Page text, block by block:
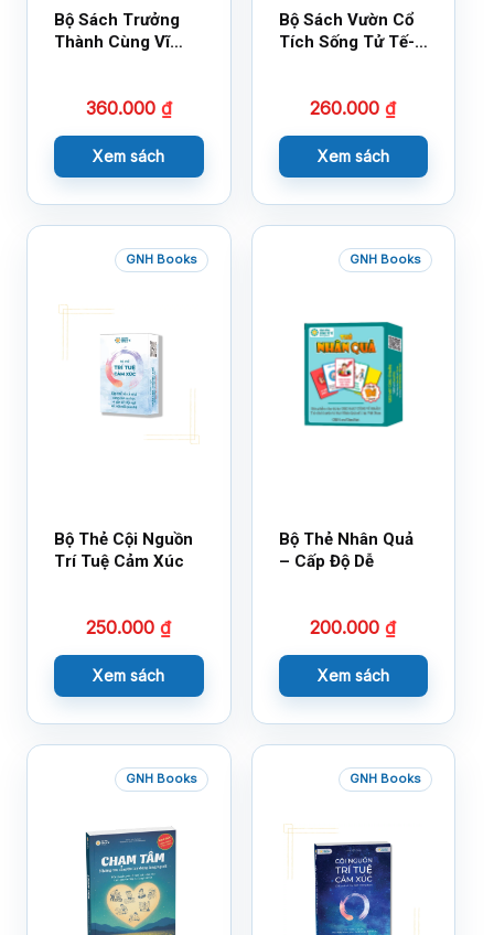
Bộ Sách Trưởng
Thành Cùng Vĩ
360.000 ₫
Xem sách
Bộ Sách Vườn Cổ
Tích Sống Tử Tế-
260.000₫
Xem sách
GNH Books
Bộ Thẻ Cội Nguồn
Trí Tuệ Cảm Xúc
250.000₫
Xem sách
GNH Books
Bộ Thẻ Nhân Quả
– Cấp Độ Dễ
200.000₫
Xem sách
GNH Books GNH Books